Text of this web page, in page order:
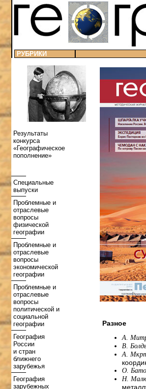
РУБРИКИ
Результаты
конкурса
«Географическое
пополнение»
Специальные
выпуски
Проблемные и
отраслевые
вопросы
физической
географии
Проблемные и
отраслевые
вопросы
экономической
географии
Проблемные и
отраслевые
вопросы
политической и
социальной
географии
География
России
и стран
ближнего
зарубежья
География
зарубежных
Разное
А.
В.
А.
О.
Н.